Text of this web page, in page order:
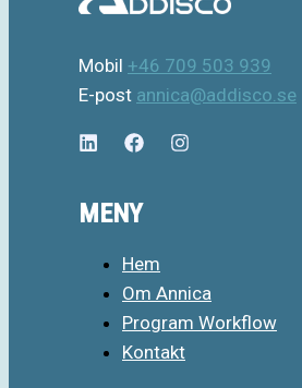
Mobil +46 709 503 939
E-post annica@addisco.se
MENY
Hem
Om Annica
Program Workflow
Kontakt